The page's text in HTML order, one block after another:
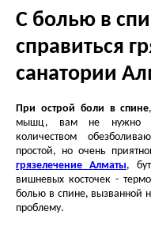
С болью в
справиться
санатории
При острой боли в спине
мышц, вам не нужно
количеством
простой, но очень
грязелечение Алматы,
вишневых косточек -
болью в спине, вызванной
проблему.